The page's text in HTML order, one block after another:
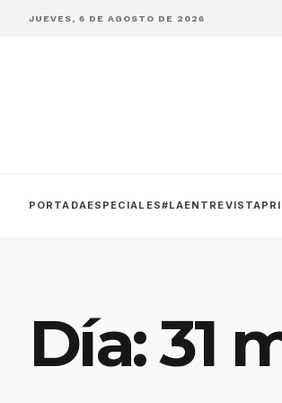
JUEVES, 6 DE AGOSTO DE 2026
PORTADAESPECIALES#LAENTREVISTA
Día:31